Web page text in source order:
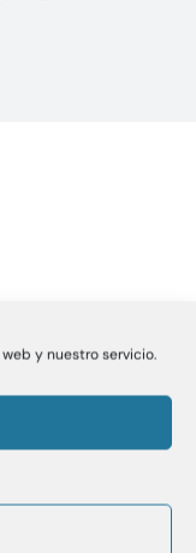
y nuestro servicio.